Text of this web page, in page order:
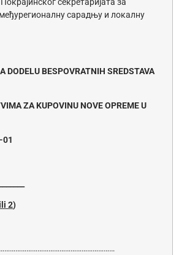
сарадњу и локалну
DODELU BESPOVRATNIH SREDSTAVA
ZA KUPOVINU NOVE OPREME U
01
2)